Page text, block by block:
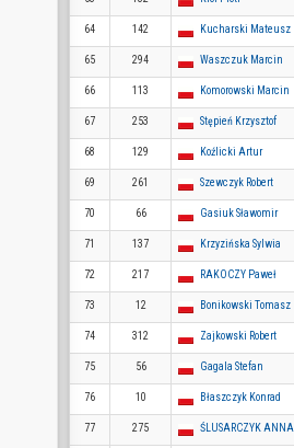
64 142 Kucharski Mateusz
65 294 Waszczuk Marcin
66 113 Komorowski Marcin
67 253 Stępień Krzysztof
68 129 Koźlicki Artur
69 261 Szewczyk Robert
70 66 Gasiuk Sławomir
71 137 Krzyzińska Sylwia
72 217 RAKOCZY Paweł
73 12 Bonikowski Tomasz
74 312 Zajkowski Robert
75 56 Gagala Stefan
76 10 Błaszczyk Konrad
77 275 ŚLUSARCZYK ANNA